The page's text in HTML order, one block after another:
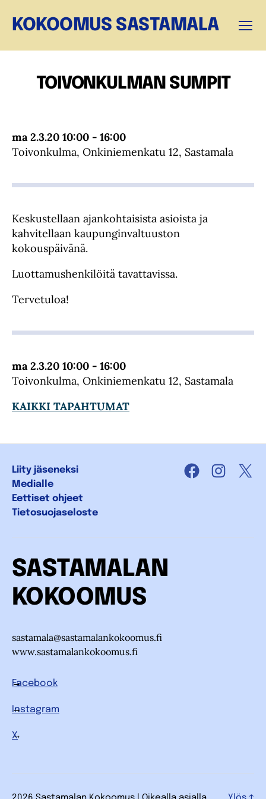
KOKOOMUS SASTAMALA
TOIVONKULMAN SUMPIT
ma 2.3.20 10:00 - 16:00
Toivonkulma, Onkiniemenkatu 12, Sastamala
Keskustellaan ajankohtaisista asioista ja
kahvitellaan kaupunginvaltuuston
kokouspäivänä.
Luottamushenkilöitä tavattavissa.
Tervetuloa!
ma 2.3.20 10:00 - 16:00
Toivonkulma, Onkiniemenkatu 12, Sastamala
KAIKKI TAPAHTUMAT
Liity jäseneksi
Medialle
Eettiset ohjeet
Tietosuojaseloste
Facebook X
SASTAMALAN
KOKOOMUS
sastamala@sastamalankokoomus.fi
www.sastamalankokoomus.fi
Facebook
Instagram
X